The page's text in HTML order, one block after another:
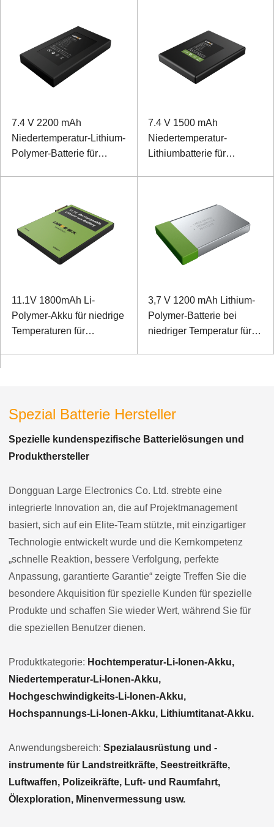
7.4 V 2200 mAh
Niedertemperatur-Lithium-
Polymer-Batterie für
7.4 V 1500 mAh
Niedertemperatur-
Lithiumbatterie für
11.1V 1800mAh Li-
Polymer-Akku für niedrige
Temperaturen für
3,7 V 1200 mAh Lithium-
Polymer-Batterie bei
niedriger Temperatur für
Spezial Batterie Hersteller
Spezielle kundenspezifische Batterielösungen und
Produkthersteller
Dongguan Large Electronics Co. Ltd. strebte eine
integrierte Innovation an, die auf Projektmanagement
basiert, sich auf ein Elite-Team stützte, mit einzigartiger
Technologie entwickelt wurde und die Kernkompetenz
„schnelle Reaktion, bessere Verfolgung, perfekte
Anpassung, garantierte Garantie“ zeigte Treffen Sie die
besondere Akquisition für spezielle Kunden für spezielle
Produkte und schaffen Sie wieder Wert, während Sie für
die speziellen Benutzer dienen.
Produktkategorie: Hochtemperatur-Li-Ionen-Akku,
Niedertemperatur-Li-Ionen-Akku,
Hochgeschwindigkeits-Li-Ionen-Akku,
Hochspannungs-Li-Ionen-Akku, Lithiumtitanat-Akku.
Anwendungsbereich: Spezialausrüstung und -
instrumente für Landstreitkräfte, Seestreitkräfte,
Luftwaffen, Polizeikräfte, Luft- und Raumfahrt,
Ölexploration, Minenvermessung usw.